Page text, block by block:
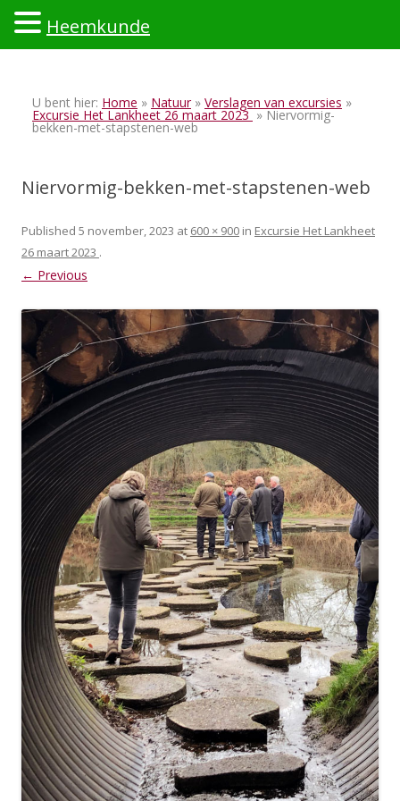
U bent hier: Home » Natuur» Verslagen van excursies »
Excursie Het Lankheet 26 maart 2023» Niervormig-
bekken-met-stapstenen-web
Niervormig-bekken-met-stapstenen-web
Published 5 november, 2023 at 600 × 900 in Excursie Het Lankheet
26 maart 2023 .
← Previous
Heemkunde